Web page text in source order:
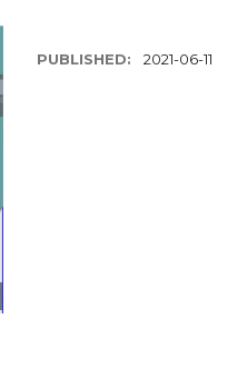
PUBLISHED: 2021-06-11